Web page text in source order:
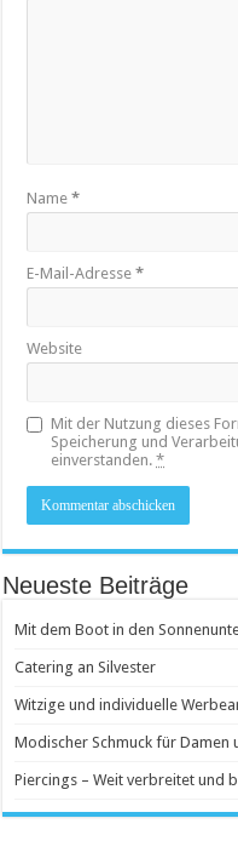
Name*
E-Mail-Adresse*
Website
Mit der Nutzung dieses
Speicherung und
einverstanden.*
Neueste Beiträge
Mit dem Boot in den
Catering an Silvester
Witzige und individuelle
Modischer Schmuck für Damen
Piercings – Weit verbreitet und